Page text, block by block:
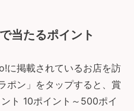
当たるポイント
に掲載されているお店を訪
ポン」をタップすると、賞
ト 10ポイント～500ポイ